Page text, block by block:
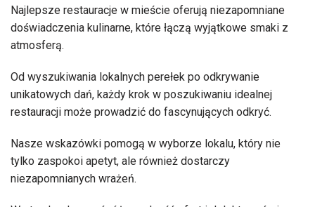
Najlepsze restauracje w mieście oferują niezapomniane
doświadczenia kulinarne, które łączą wyjątkowe smaki z
atmosferą.
Od wyszukiwania lokalnych perełek po odkrywanie
unikatowych dań, każdy krok w poszukiwaniu idealnej
restauracji może prowadzić do fascynujących odkryć.
Nasze wskazówki pomogą w wyborze lokalu, który nie
tylko zaspokoi apetyt, ale również dostarczy
niezapomnianych wrażeń.